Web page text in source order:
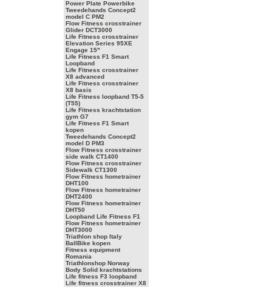
Power Plate Powerbike
Tweedehands Concept2
model C PM2
Flow Fitness crosstrainer
Glider DCT3000
Life Fitness crosstrainer
Elevation Series 95XE
Engage 15"
Life Fitness F1 Smart
Loopband
Life Fitness crosstrainer
X8 advanced
Life Fitness crosstrainer
X8 basis
Life Fitness loopband T5-5
(T55)
Life Fitness krachtstation
gym G7
Life Fitness F1 Smart
kopen
Tweedehands Concept2
model D PM3
Flow Fitness crosstrainer
side walk CT1400
Flow Fitness crosstrainer
Sidewalk CT1300
Flow Fitness hometrainer
DHT100
Flow Fitness hometrainer
DHT2400
Flow Fitness hometrainer
DHT50
Loopband Life Fitness F1
Flow Fitness hometrainer
DHT3000
Triathlon shop Italy
BallBike kopen
Fitness equipment
Romania
Triathlonshop Norway
Body Solid krachtstations
Life fitness F3 loopband
Life fitness crosstrainer X8